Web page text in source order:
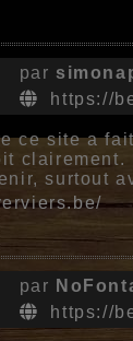
par
https://
ce site a
clairement.
surtout
par
https://